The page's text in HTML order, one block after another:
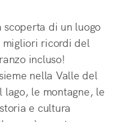
di un luogo
migliori ricordi del
incluso!
nella Valle del
lago, le montagne, le
e cultura